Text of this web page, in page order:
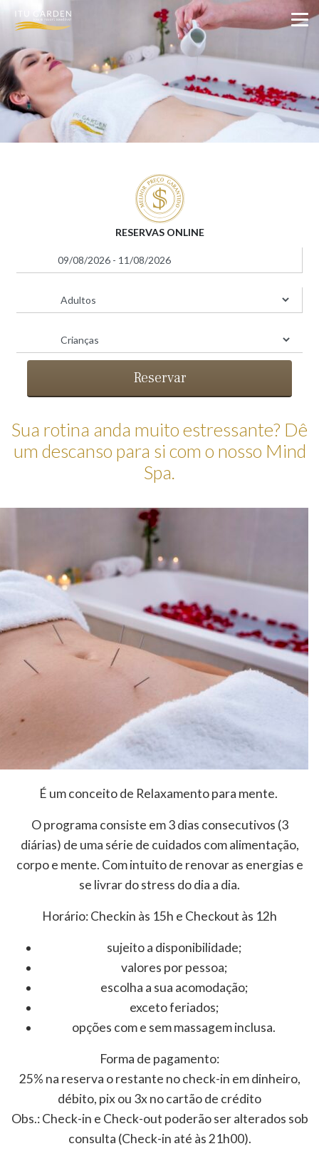
RESERVAS ONLINE
Reservar
Sua rotina anda muito estressante? Dê
um descanso para si com o nosso Mind
Spa.
É um conceito de Relaxamento para mente.
O programa consiste em 3 dias consecutivos (3
diárias) de uma série de cuidados com alimentação,
corpo e mente. Com intuito de renovar as energias e
se livrar do stress do dia a dia.
Horário: Checkin às 15h e Checkout às 12h
sujeito a disponibilidade;
valores por pessoa;
escolha a sua acomodação;
exceto feriados;
opções com e sem massagem inclusa.
Forma de pagamento:
25% na reserva o restante no check-in em dinheiro,
débito, pix ou 3x no cartão de crédito
Obs.: Check-in e Check-out poderão ser alterados sob
consulta (Check-in até às 21h00).